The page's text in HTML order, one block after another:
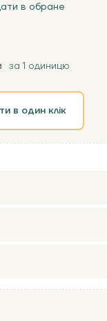
в обране
за 1 одиницю
в один клік